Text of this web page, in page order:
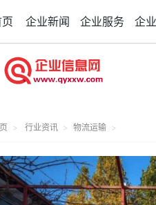
企业新闻 企业服务 企
行业资讯 物流运输